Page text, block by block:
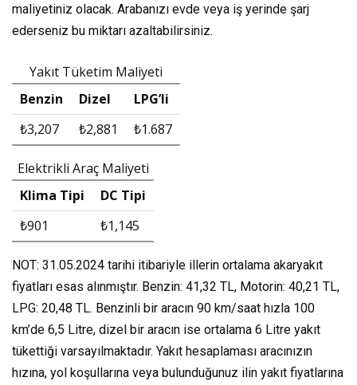
maliyetiniz olacak. Arabanızı evde veya iş yerinde şarj
ederseniz bu miktarı azaltabilirsiniz.
Yakıt Tüketim Maliyeti
Benzin
Dizel
LPG’li
₺3,207
₺2,881 ₺1.687
Elektrikli Araç Maliyeti
Klima Tipi
DC Tipi
₺901
₺1,145
NOT: 31.05.2024 tarihi itibariyle illerin ortalama akaryakıt
fiyatları esas alınmıştır. Benzin: 41,32 TL, Motorin: 40,21 TL,
LPG: 20,48 TL. Benzinli bir aracın 90 km/saat hızla 100
km’de 6,5 Litre, dizel bir aracın ise ortalama 6 Litre yakıt
tükettiği varsayılmaktadır. Yakıt hesaplaması aracınızın
hızına, yol koşullarına veya bulunduğunuz ilin yakıt fiyatlarına